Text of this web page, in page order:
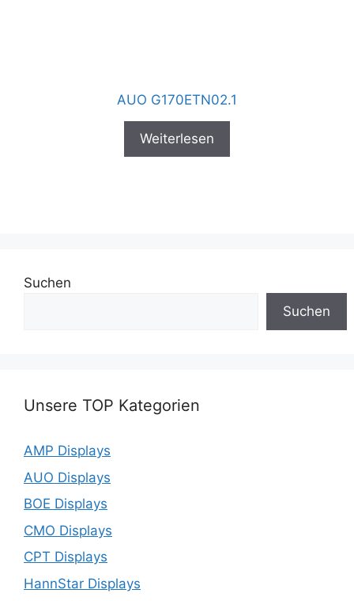
AUO G170ETN02.1
Weiterlesen
Suchen
Suchen
Unsere TOP Kategorien
AMP Displays
AUO Displays
BOE Displays
CMO Displays
CPT Displays
HannStar Displays